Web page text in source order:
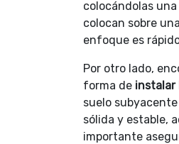
colocándolas
colocan sobre
enfoque es
Por otro lado,
forma de instalar
suelo
sólida y estable,
importante